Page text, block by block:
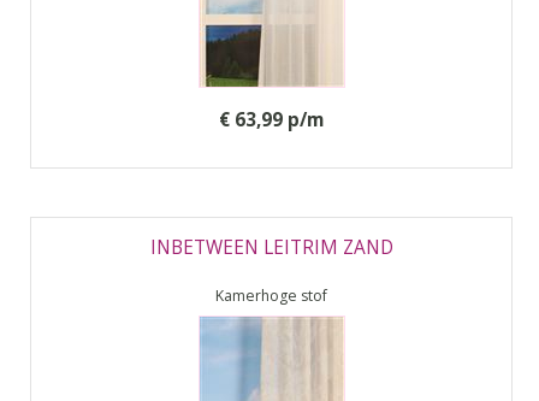
€ 63,99 p/m
INBETWEEN LEITRIM ZAND
Kamerhoge stof